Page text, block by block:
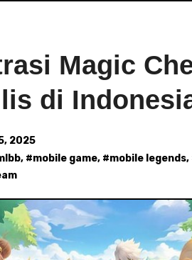
Magic
di
2025
, #mobile game, #mobile legends,